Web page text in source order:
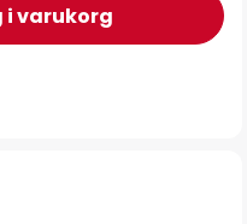
i varukorg